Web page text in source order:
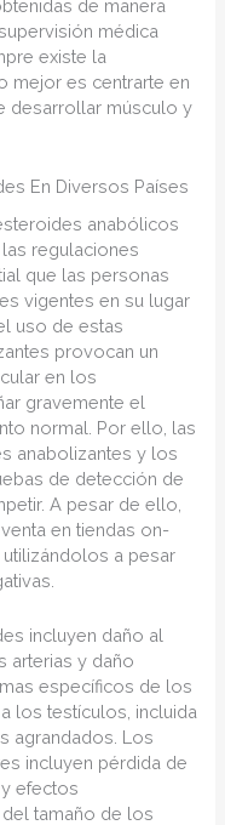
de manera
médica
existe la
mejor es centrarte en
desarrollar músculo y
En Diversos Países
anabólicos
regulaciones
que las personas
vigentes en su lugar
uso de estas
provocan un
en los
gravemente el
normal. Por ello, las
anabolizantes y los
de detección de
A pesar de ello,
en tiendas on-
utilizándolos a pesar
incluyen daño al
arterias y daño
específicos de los
los testículos, incluida
agrandados. Los
incluyen pérdida de
efectos
tamaño de los